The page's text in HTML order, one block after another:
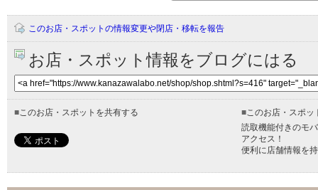
このお店・スポットの情報変更や閉店・移転を報告
お店・スポット情報をブログにはる
■このお店・スポットを共有する ■このお店・スポッ
読取機能付きのモ
アクセス！
便利に店舗情報を